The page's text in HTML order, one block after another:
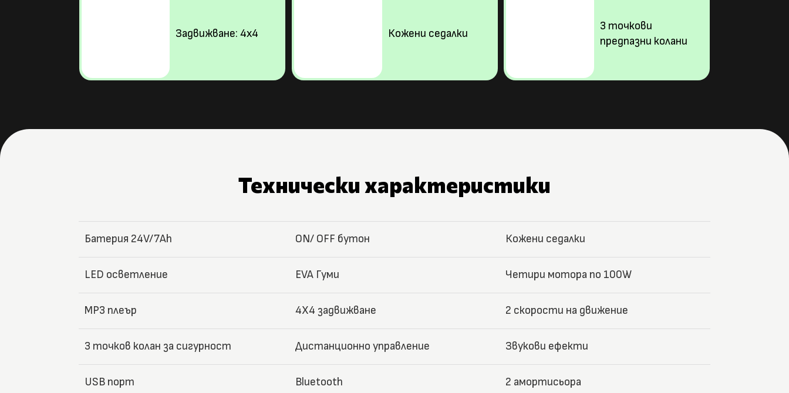
Задвижване: 4х4 Кожени седалки
3 точкови
предпазни колани
Технически характеристики
Батерия 24V/7Ah ON/ OFF бутон Кожени седалки
LED осветление EVA Гуми Четири мотора по 100W
MP3 плеър 4X4 задвижване 2 скорости на движение
3 точков колан за сигурност Дистанционно управление Звукови ефекти
USB порт Bluetooth 2 амортисьора